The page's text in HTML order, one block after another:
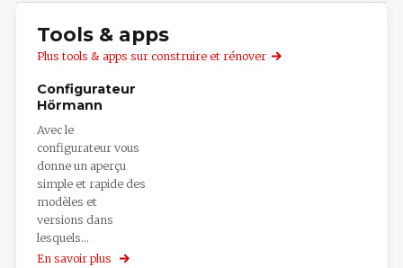
Tools & apps
Plus tools & apps sur construire et rénover
Configurateur
Hörmann
Avec le
configurateur vous
donne un aperçu
simple et rapide des
modèles et
versions dans
lesquels...
En savoir plus
sur